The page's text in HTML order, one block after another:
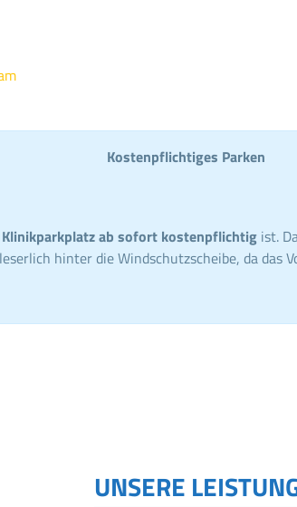
Kostenpflichtiges Parken
ab sofort kostenpflichtig ist.
hinter die Windschutzscheibe, da das
UNSERE